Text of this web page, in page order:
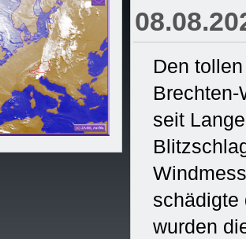
Den
Brechten-
seit
schädigte
wurden